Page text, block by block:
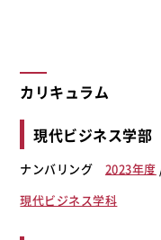
カリキュラム
現代ビジネス学部
ナンバリング 2023年度
現代ビジネス学科